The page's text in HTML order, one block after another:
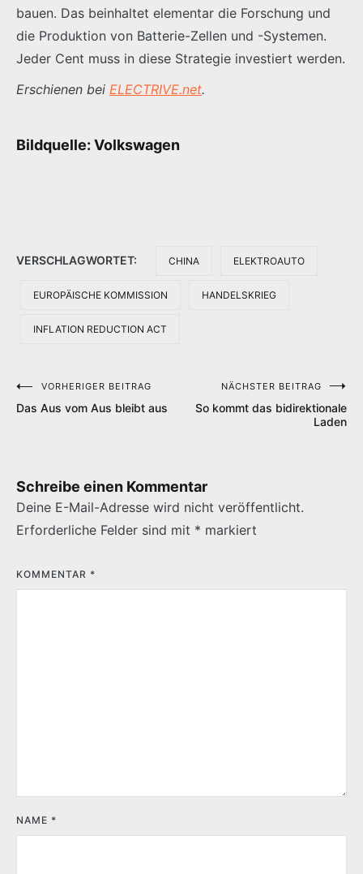
bauen. Das beinhaltet elementar die Forschung und
die Produktion von Batterie-Zellen und -Systemen.
Jeder Cent muss in diese Strategie investiert werden.
Erschienen bei ELECTRIVE.net.
Bildquelle: Volkswagen
VERSCHLAGWORTET: CHINA ELEKTROAUTO
EUROPÄISCHE KOMMISSION HANDELSKRIEG
INFLATION REDUCTION ACT
Beitragsnavigation
VORHERIGER BEITRAG
Das Aus vom Aus bleibt aus
NÄCHSTER BEITRAG
So kommt das bidirektionale
Laden
Schreibe einen Kommentar
Deine E-Mail-Adresse wird nicht veröffentlicht.
Erforderliche Felder sind mit * markiert
KOMMENTAR *
NAME *